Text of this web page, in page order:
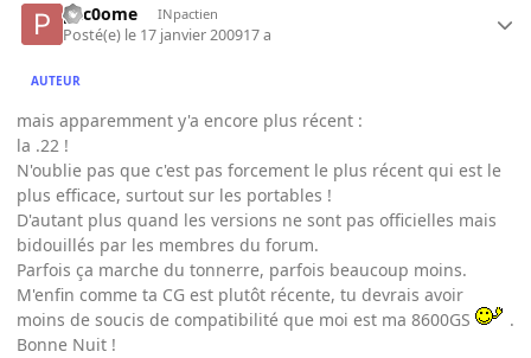
pac0ome INpactien
Posté(e) le 17 janvier 200917 a
AUTEUR
mais apparemment y'a encore plus récent :
la .22 !
N'oublie pas que c'est pas forcement le plus récent qui est le
plus efficace, surtout sur les portables !
D'autant plus quand les versions ne sont pas officielles mais
bidouillés par les membres du forum.
Parfois ça marche du tonnerre, parfois beaucoup moins.
M'enfin comme ta CG est plutôt récente, tu devrais avoir
moins de soucis de compatibilité que moi est ma 8600GS
.
Bonne Nuit !